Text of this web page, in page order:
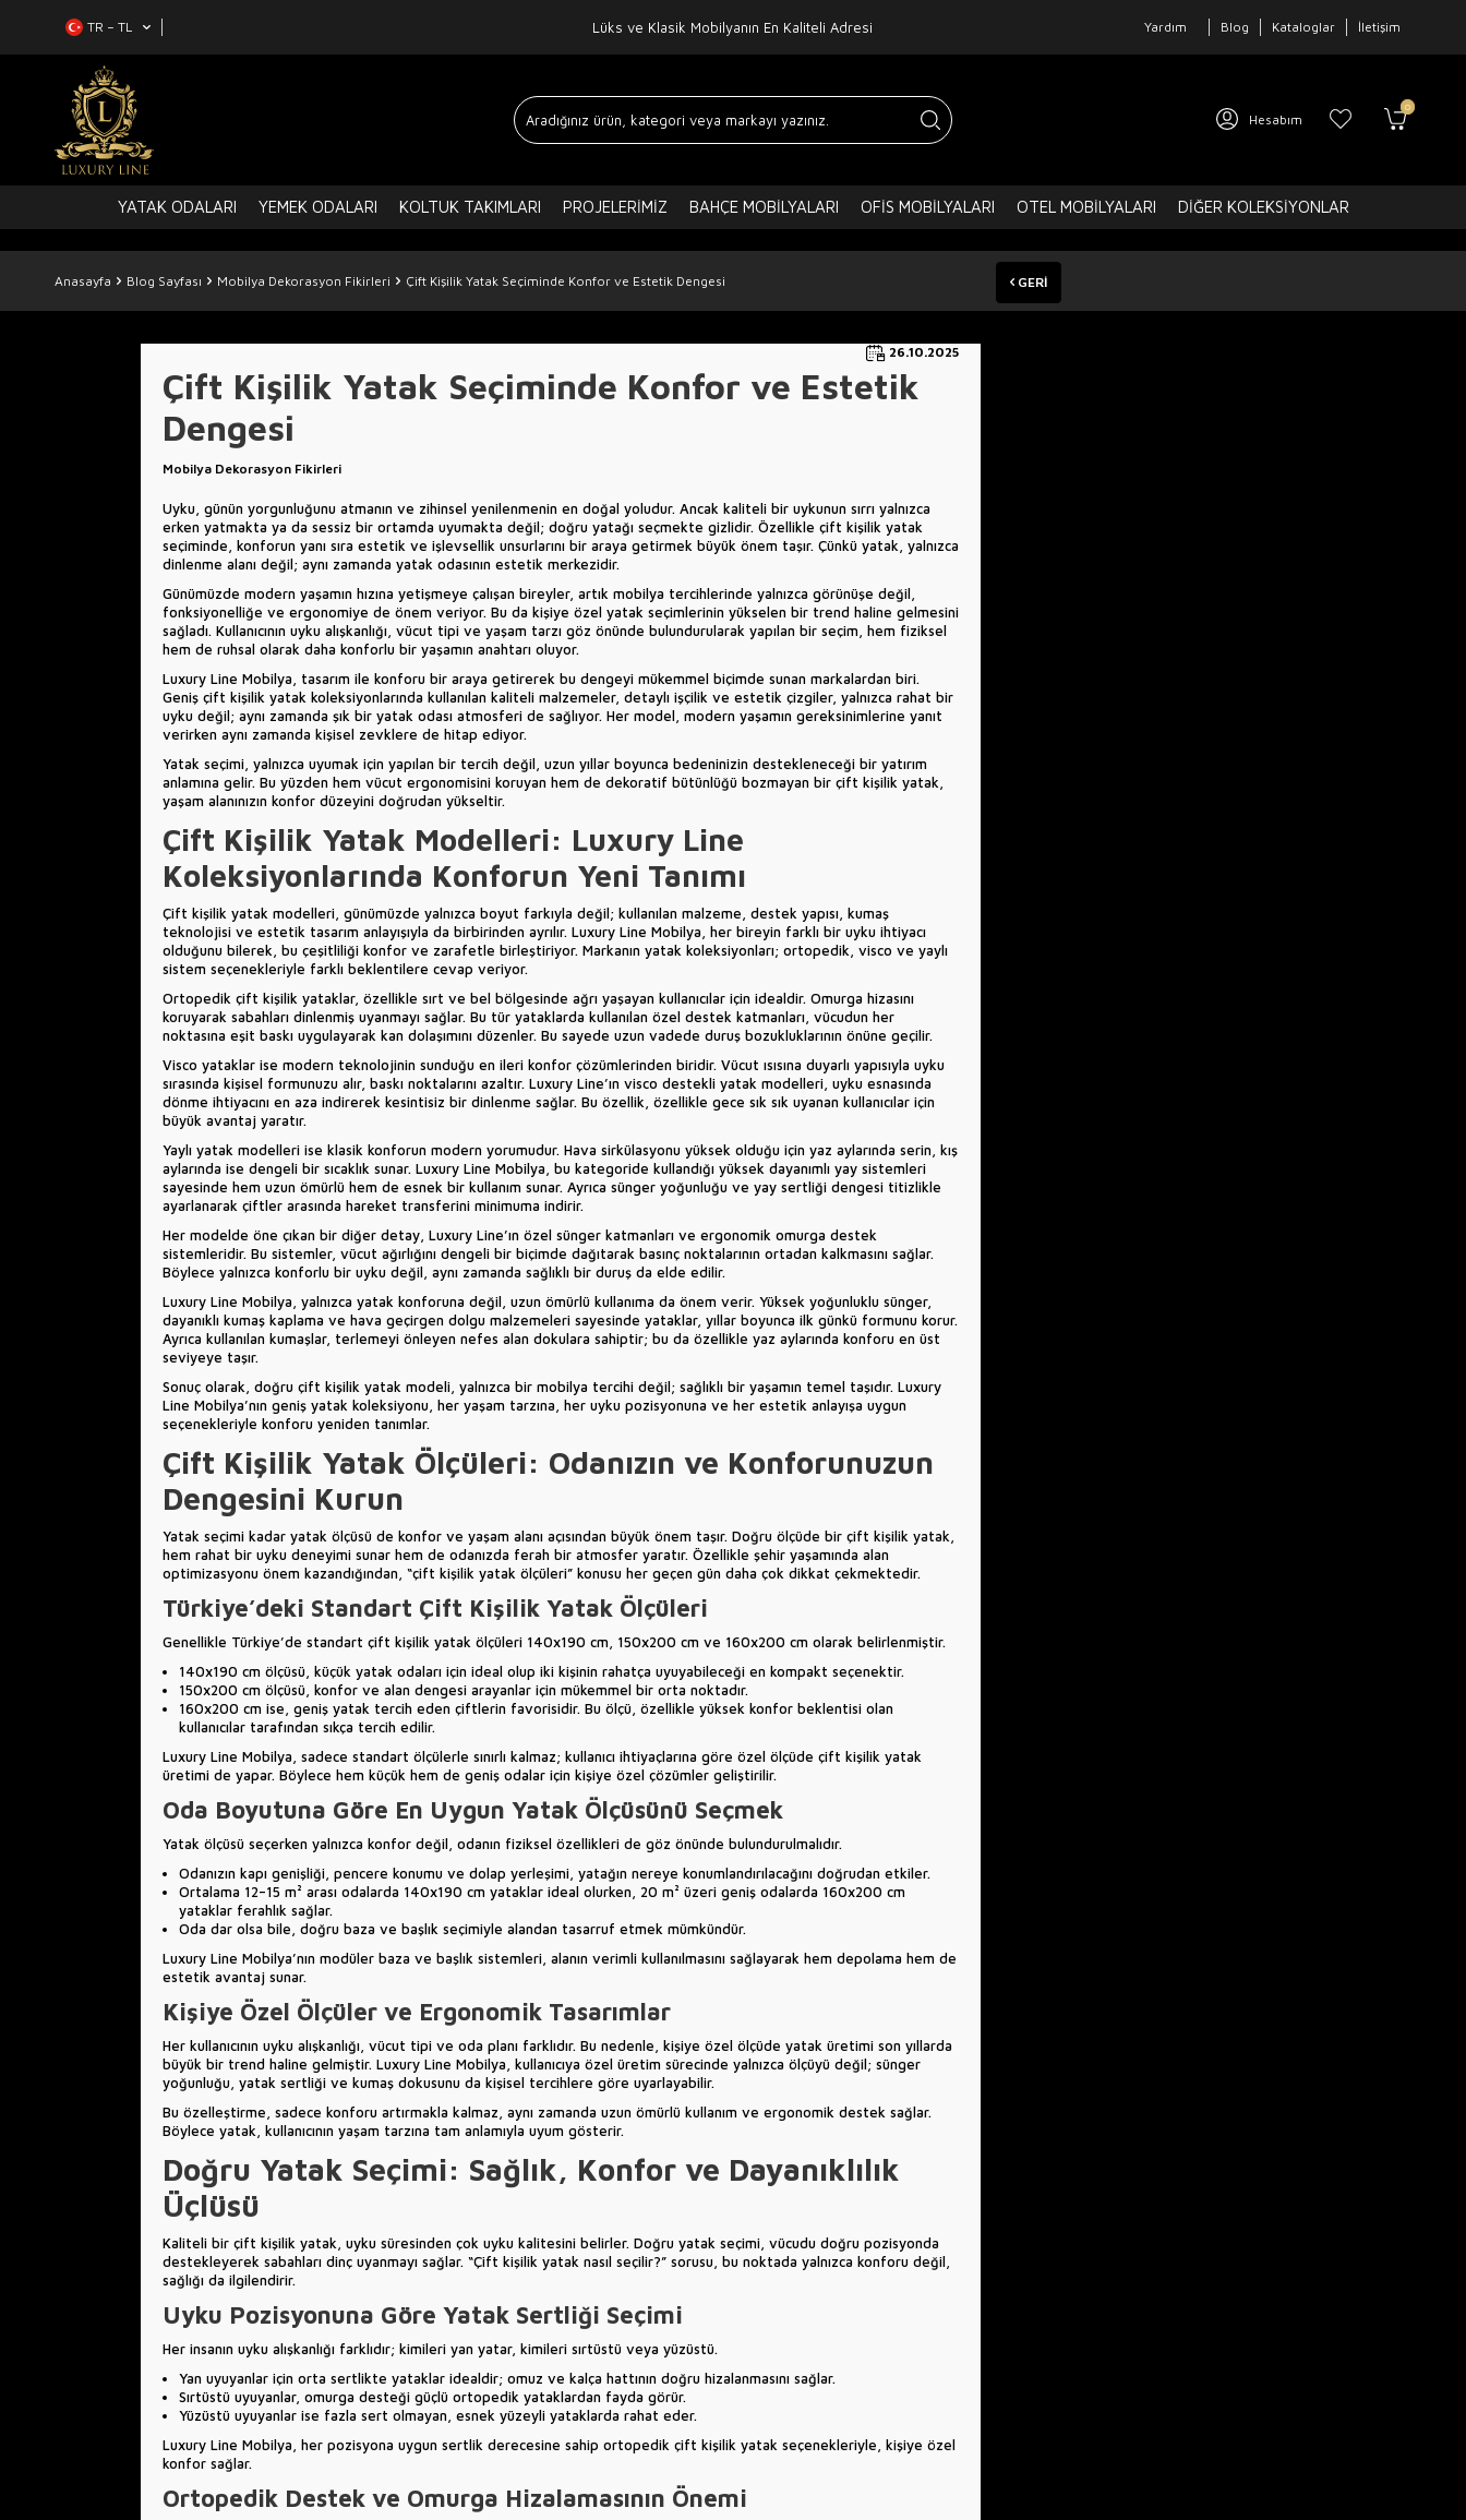
TR − TL Lüks ve Klasik Mobilyanın En Kaliteli Adresi Yardım Blog Kataloglar İletişim
Hesabım
0
YATAK ODALARI YEMEK ODALARI KOLTUK TAKIMLARI PROJELERIMIZ BAHÇE MOBILYALARI OFIS MOBILYALARI OTEL MOBILYALARI DIĞER KOLEKSIYONLAR
Anasayfa Blog Sayfası Mobilya Dekorasyon Fikirleri Çift Kişilik Yatak Seçiminde Konfor ve Estetik Dengesi GERI
26.10.2025
Çift Kişilik Yatak Seçiminde Konfor ve Estetik
Dengesi
Mobilya Dekorasyon Fikirleri
Uyku, günün yorgunluğunu atmanın ve zihinsel yenilenmenin en doğal yoludur. Ancak kaliteli bir uykunun sırrı yalnızca
erken yatmakta ya da sessiz bir ortamda uyumakta değil; doğru yatağı seçmekte gizlidir. Özellikle çift kişilik yatak
seçiminde, konforun yanı sıra estetik ve işlevsellik unsurlarını bir araya getirmek büyük önem taşır. Çünkü yatak, yalnızca
dinlenme alanı değil; aynı zamanda yatak odasının estetik merkezidir.
Günümüzde modern yaşamın hızına yetişmeye çalışan bireyler, artık mobilya tercihlerinde yalnızca görünüşe değil,
fonksiyonelliğe ve ergonomiye de önem veriyor. Bu da kişiye özel yatak seçimlerinin yükselen bir trend haline gelmesini
sağladı. Kullanıcının uyku alışkanlığı, vücut tipi ve yaşam tarzı göz önünde bulundurularak yapılan bir seçim, hem fiziksel
hem de ruhsal olarak daha konforlu bir yaşamın anahtarı oluyor.
Luxury Line Mobilya, tasarım ile konforu bir araya getirerek bu dengeyi mükemmel biçimde sunan markalardan biri.
Geniş çift kişilik yatak koleksiyonlarında kullanılan kaliteli malzemeler, detaylı işçilik ve estetik çizgiler, yalnızca rahat bir
uyku değil; aynı zamanda şık bir yatak odası atmosferi de sağlıyor. Her model, modern yaşamın gereksinimlerine yanıt
verirken aynı zamanda kişisel zevklere de hitap ediyor.
Yatak seçimi, yalnızca uyumak için yapılan bir tercih değil, uzun yıllar boyunca bedeninizin destekleneceği bir yatırım
anlamına gelir. Bu yüzden hem vücut ergonomisini koruyan hem de dekoratif bütünlüğü bozmayan bir çift kişilik yatak,
yaşam alanınızın konfor düzeyini doğrudan yükseltir.
Çift Kişilik Yatak Modelleri: Luxury Line
Koleksiyonlarında Konforun Yeni Tanımı
Çift kişilik yatak modelleri, günümüzde yalnızca boyut farkıyla değil; kullanılan malzeme, destek yapısı, kumaş
teknolojisi ve estetik tasarım anlayışıyla da birbirinden ayrılır. Luxury Line Mobilya, her bireyin farklı bir uyku ihtiyacı
olduğunu bilerek, bu çeşitliliği konfor ve zarafetle birleştiriyor. Markanın yatak koleksiyonları; ortopedik, visco ve yaylı
sistem seçenekleriyle farklı beklentilere cevap veriyor.
Ortopedik çift kişilik yataklar, özellikle sırt ve bel bölgesinde ağrı yaşayan kullanıcılar için idealdir. Omurga hizasını
koruyarak sabahları dinlenmiş uyanmayı sağlar. Bu tür yataklarda kullanılan özel destek katmanları, vücudun her
noktasına eşit baskı uygulayarak kan dolaşımını düzenler. Bu sayede uzun vadede duruş bozukluklarının önüne geçilir.
Visco yataklar ise modern teknolojinin sunduğu en ileri konfor çözümlerinden biridir. Vücut ısısına duyarlı yapısıyla uyku
sırasında kişisel formunuzu alır, baskı noktalarını azaltır. Luxury Line’ın visco destekli yatak modelleri, uyku esnasında
dönme ihtiyacını en aza indirerek kesintisiz bir dinlenme sağlar. Bu özellik, özellikle gece sık sık uyanan kullanıcılar için
büyük avantaj yaratır.
Yaylı yatak modelleri ise klasik konforun modern yorumudur. Hava sirkülasyonu yüksek olduğu için yaz aylarında serin, kış
aylarında ise dengeli bir sıcaklık sunar. Luxury Line Mobilya, bu kategoride kullandığı yüksek dayanımlı yay sistemleri
sayesinde hem uzun ömürlü hem de esnek bir kullanım sunar. Ayrıca sünger yoğunluğu ve yay sertliği dengesi titizlikle
ayarlanarak çiftler arasında hareket transferini minimuma indirir.
Her modelde öne çıkan bir diğer detay, Luxury Line’ın özel sünger katmanları ve ergonomik omurga destek
sistemleridir. Bu sistemler, vücut ağırlığını dengeli bir biçimde dağıtarak basınç noktalarının ortadan kalkmasını sağlar.
Böylece yalnızca konforlu bir uyku değil, aynı zamanda sağlıklı bir duruş da elde edilir.
Luxury Line Mobilya, yalnızca yatak konforuna değil, uzun ömürlü kullanıma da önem verir. Yüksek yoğunluklu sünger,
dayanıklı kumaş kaplama ve hava geçirgen dolgu malzemeleri sayesinde yataklar, yıllar boyunca ilk günkü formunu korur.
Ayrıca kullanılan kumaşlar, terlemeyi önleyen nefes alan dokulara sahiptir; bu da özellikle yaz aylarında konforu en üst
seviyeye taşır.
Sonuç olarak, doğru çift kişilik yatak modeli, yalnızca bir mobilya tercihi değil; sağlıklı bir yaşamın temel taşıdır. Luxury
Line Mobilya’nın geniş yatak koleksiyonu, her yaşam tarzına, her uyku pozisyonuna ve her estetik anlayışa uygun
seçenekleriyle konforu yeniden tanımlar.
Çift Kişilik Yatak Ölçüleri: Odanızın ve Konforunuzun
Dengesini Kurun
Yatak seçimi kadar yatak ölçüsü de konfor ve yaşam alanı açısından büyük önem taşır. Doğru ölçüde bir çift kişilik yatak,
hem rahat bir uyku deneyimi sunar hem de odanızda ferah bir atmosfer yaratır. Özellikle şehir yaşamında alan
optimizasyonu önem kazandığından, “çift kişilik yatak ölçüleri” konusu her geçen gün daha çok dikkat çekmektedir.
Türkiye’deki Standart Çift Kişilik Yatak Ölçüleri
Genellikle Türkiye’de standart çift kişilik yatak ölçüleri 140x190 cm, 150x200 cm ve 160x200 cm olarak belirlenmiştir.
140x190 cm ölçüsü, küçük yatak odaları için ideal olup iki kişinin rahatça uyuyabileceği en kompakt seçenektir.
150x200 cm ölçüsü, konfor ve alan dengesi arayanlar için mükemmel bir orta noktadır.
160x200 cm ise, geniş yatak tercih eden çiftlerin favorisidir. Bu ölçü, özellikle yüksek konfor beklentisi olan
kullanıcılar tarafından sıkça tercih edilir.
Luxury Line Mobilya, sadece standart ölçülerle sınırlı kalmaz; kullanıcı ihtiyaçlarına göre özel ölçüde çift kişilik yatak
üretimi de yapar. Böylece hem küçük hem de geniş odalar için kişiye özel çözümler geliştirilir.
Oda Boyutuna Göre En Uygun Yatak Ölçüsünü Seçmek
Yatak ölçüsü seçerken yalnızca konfor değil, odanın fiziksel özellikleri de göz önünde bulundurulmalıdır.
Odanızın kapı genişliği, pencere konumu ve dolap yerleşimi, yatağın nereye konumlandırılacağını doğrudan etkiler.
Ortalama 12–15 m² arası odalarda 140x190 cm yataklar ideal olurken, 20 m² üzeri geniş odalarda 160x200 cm
yataklar ferahlık sağlar.
Oda dar olsa bile, doğru baza ve başlık seçimiyle alandan tasarruf etmek mümkündür.
Luxury Line Mobilya’nın modüler baza ve başlık sistemleri, alanın verimli kullanılmasını sağlayarak hem depolama hem de
estetik avantaj sunar.
Kişiye Özel Ölçüler ve Ergonomik Tasarımlar
Her kullanıcının uyku alışkanlığı, vücut tipi ve oda planı farklıdır. Bu nedenle, kişiye özel ölçüde yatak üretimi son yıllarda
büyük bir trend haline gelmiştir. Luxury Line Mobilya, kullanıcıya özel üretim sürecinde yalnızca ölçüyü değil; sünger
yoğunluğu, yatak sertliği ve kumaş dokusunu da kişisel tercihlere göre uyarlayabilir.
Bu özelleştirme, sadece konforu artırmakla kalmaz, aynı zamanda uzun ömürlü kullanım ve ergonomik destek sağlar.
Böylece yatak, kullanıcının yaşam tarzına tam anlamıyla uyum gösterir.
Doğru Yatak Seçimi: Sağlık, Konfor ve Dayanıklılık
Üçlüsü
Kaliteli bir çift kişilik yatak, uyku süresinden çok uyku kalitesini belirler. Doğru yatak seçimi, vücudu doğru pozisyonda
destekleyerek sabahları dinç uyanmayı sağlar. “Çift kişilik yatak nasıl seçilir?” sorusu, bu noktada yalnızca konforu değil,
sağlığı da ilgilendirir.
Uyku Pozisyonuna Göre Yatak Sertliği Seçimi
Her insanın uyku alışkanlığı farklıdır; kimileri yan yatar, kimileri sırtüstü veya yüzüstü.
Yan uyuyanlar için orta sertlikte yataklar idealdir; omuz ve kalça hattının doğru hizalanmasını sağlar.
Sırtüstü uyuyanlar, omurga desteği güçlü ortopedik yataklardan fayda görür.
Yüzüstü uyuyanlar ise fazla sert olmayan, esnek yüzeyli yataklarda rahat eder.
Luxury Line Mobilya, her pozisyona uygun sertlik derecesine sahip ortopedik çift kişilik yatak seçenekleriyle, kişiye özel
konfor sağlar.
Ortopedik Destek ve Omurga Hizalamasının Önemi